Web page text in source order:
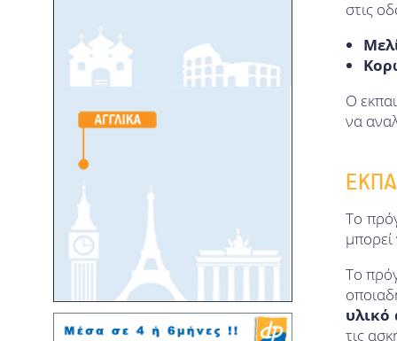
στις
Ο
να
Το
μπορεί
Το
υλικό
τις